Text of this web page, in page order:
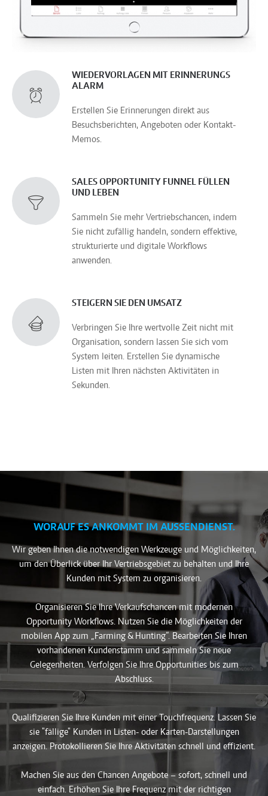
WIEDERVORLAGEN MIT ERINNERUNGS
ALARM
Erstellen Sie Erinnerungen direkt aus
Besuchsberichten, Angeboten oder Kontakt-
Memos.
SALES OPPORTUNITY FUNNEL FÜLLEN
UND LEBEN
Sammeln Sie mehr Vertriebschancen, indem
Sie nicht zufällig handeln, sondern effektive,
strukturierte und digitale Workflows
anwenden.
STEIGERN SIE DEN UMSATZ
Verbringen Sie Ihre wertvolle Zeit nicht mit
Organisation, sondern lassen Sie sich vom
System leiten. Erstellen Sie dynamische
Listen mit Ihren nächsten Aktivitäten in
Sekunden.
WORAUF ES ANKOMMT IM AUSSENDIENST.
Wir geben Ihnen die notwendigen Werkzeuge und Möglichkeiten,
um den Überlick über Ihr Vertriebsgebiet zu behalten und Ihre
Kunden mit System zu organisieren.
Organisieren Sie Ihre Verkaufschancen mit modernen
Opportunity Workflows. Nutzen Sie die Möglichkeiten der
mobilen App zum „Farming & Hunting“. Bearbeiten Sie Ihren
vorhandenen Kundenstamm und sammeln Sie neue
Gelegenheiten. Verfolgen Sie Ihre Opportunities bis zum
Abschluss.
Qualifizieren Sie Ihre Kunden mit einer Touchfrequenz. Lassen Sie
sie "fällige" Kunden in Listen- oder Karten-Darstellungen
anzeigen. Protokollieren Sie Ihre Aktivitäten schnell und effizient.
Machen Sie aus den Chancen Angebote–sofort, schnell und
einfach. Erhöhen Sie Ihre Frequenz mit der richtigen